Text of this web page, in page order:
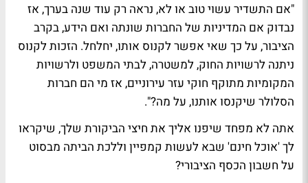
"אם התשדיר עשוי טוב או לא, נראה רק עוד שנה בערך, אז
נבדוק אם המדיניות של החברות שונתה ואם הידע, בקרב
הציבור, על כך שאי אפשר לקנוס אותו, יחלחל. הזכות לקנוס
ניתנה לרשויות החוק, למשטרה, לבתי המשפט ולרשויות
המקומיות מתוקף חוקי עזר עירוניים, אז מי הם חברות
הסלולר שיקנסו אותנו, על מה?".
אתה לא מפחד שיפנו אליך את חיצי הביקורת שלך, שיקראו
לך 'אוכל חינם' שבא לעשות קמפיין וללכת הביתה מבסוט
על חשבון הכסף הציבורי?